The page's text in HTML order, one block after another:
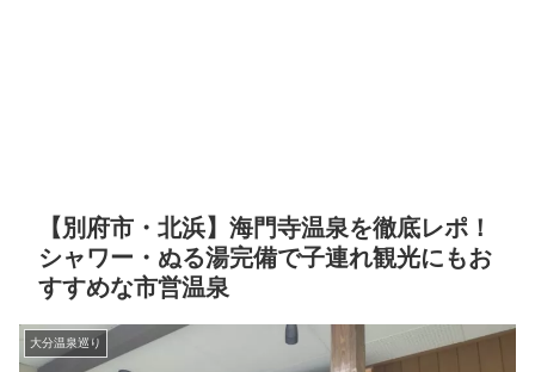
【別府市・北浜】海門寺温泉を徹底レポ！
シャワー・ぬる湯完備で子連れ観光にもお
すすめな市営温泉
大分温泉巡り